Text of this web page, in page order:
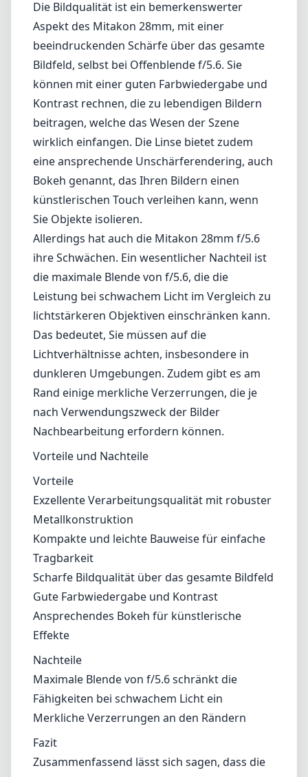
Die Bildqualität ist ein bemerkenswerter
Aspekt des Mitakon 28mm, mit einer
beeindruckenden Schärfe über das gesamte
Bildfeld, selbst bei Offenblende f/5.6. Sie
können mit einer guten Farbwiedergabe und
Kontrast rechnen, die zu lebendigen Bildern
beitragen, welche das Wesen der Szene
wirklich einfangen. Die Linse bietet zudem
eine ansprechende Unschärferendering, auch
Bokeh genannt, das Ihren Bildern einen
künstlerischen Touch verleihen kann, wenn
Sie Objekte isolieren.
Allerdings hat auch die Mitakon 28mm f/5.6
ihre Schwächen. Ein wesentlicher Nachteil ist
die maximale Blende von f/5.6, die die
Leistung bei schwachem Licht im Vergleich zu
lichtstärkeren Objektiven einschränken kann.
Das bedeutet, Sie müssen auf die
Lichtverhältnisse achten, insbesondere in
dunkleren Umgebungen. Zudem gibt es am
Rand einige merkliche Verzerrungen, die je
nach Verwendungszweck der Bilder
Nachbearbeitung erfordern können.
Vorteile und Nachteile
Vorteile
Exzellente Verarbeitungsqualität mit robuster
Metallkonstruktion
Kompakte und leichte Bauweise für einfache
Tragbarkeit
Scharfe Bildqualität über das gesamte Bildfeld
Gute Farbwiedergabe und Kontrast
Ansprechendes Bokeh für künstlerische
Effekte
Nachteile
Maximale Blende von f/5.6 schränkt die
Fähigkeiten bei schwachem Licht ein
Merkliche Verzerrungen an den Rändern
Fazit
Zusammenfassend lässt sich sagen, dass die